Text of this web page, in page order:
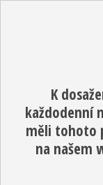
K
každodenní
měli tohoto
na našem